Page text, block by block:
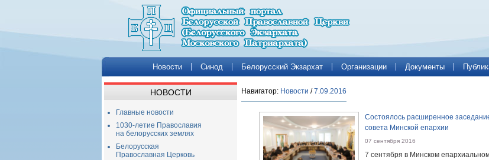
Новости Синод Белорусский Экзархат Организации Документы
НОВОСТИ
Главные новости
1030-летие Православия
на белорусских землях
Белорусская
Православная Церковь
Навигатор: Новости /7.09.2016
Состоялось расширенное
совета Минской епархии
07 сентября 2016
7 сентября в Минском